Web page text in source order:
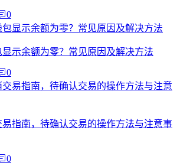
0
显示余额为零？常见原因及解决方法
0
易指南，待确认交易的操作方法与注意事
0